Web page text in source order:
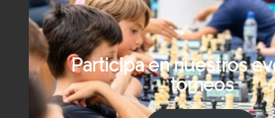
Participa en nuestros
torneos